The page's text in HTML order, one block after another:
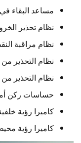
مساعد البقاء
نظام تحذير
نظام مراقبة
نظام التحذير
نظام التحذير
حساسات ركن
كاميرا رؤية
كاميرا رؤية محيطية